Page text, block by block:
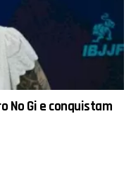
No Gi e conquistam